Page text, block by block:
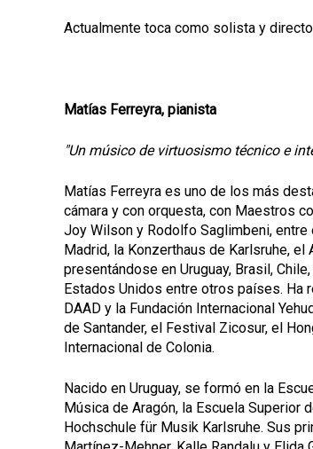
Actualmente toca como solista y
Matías Ferreyra, pianista
"Un músico de virtuosismo técnico e
Matías Ferreyra es uno de los más
cámara y con orquesta, con Maestros
Joy Wilson y Rodolfo Saglimbeni, entre
Madrid, la Konzerthaus de Karlsruhe,
presentándose en Uruguay, Brasil,
Estados Unidos entre otros países. Ha
DAAD y la Fundación Internacional
de Santander, el Festival Zicosur, el
Internacional de Colonia.
Nacido en Uruguay, se formó en la
Música de Aragón, la Escuela Superior
Hochschule für Musik Karlsruhe. Sus